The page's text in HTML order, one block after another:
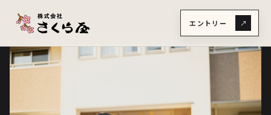
エントリー ↗